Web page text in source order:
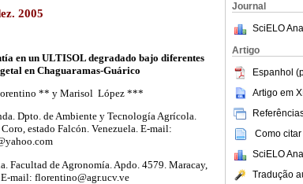
Journal
SciELO
Artigo
Espanhol
Artigo em
Como
SciELO
Tradução
2005
en un ULTISOL degradado bajo diferentes
en Chaguaramas-Guárico
** y Marisol López ***
Dpto. de Ambiente y Tecnología Agrícola.
estado Falcón. Venezuela. E-mail:
Facultad de Agronomía. Apdo. 4579. Maracay,
mail: florentino@agr.ucv.ve